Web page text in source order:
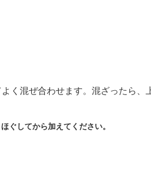
く混ぜ合わせます。混ざったら、
ぐしてから加えてください。